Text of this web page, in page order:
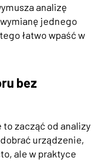
analizę
jednego
łatwo wpaść w
bez
zacząć od analizy
urządzenie,
ale w praktyce